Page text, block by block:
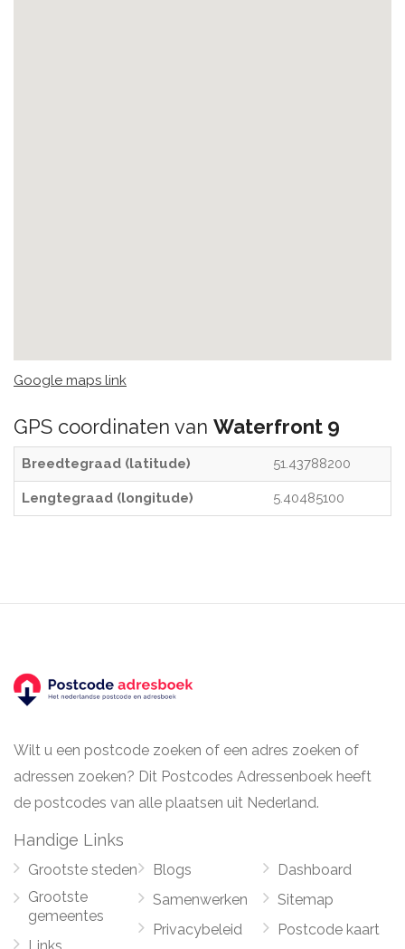
Google maps link
GPS coordinaten van Waterfront 9
Breedtegraad (latitude) 51.43788200
Lengtegraad (longitude) 5.40485100
Wilt u een postcode zoeken of een adres zoeken of
adressen zoeken? Dit Postcodes Adressenboek heeft
de postcodes van alle plaatsen uit Nederland.
Handige Links
Grootste steden
Grootste
gemeentes
Blogs
Samenwerken
Privacybeleid
Dashboard
Sitemap
Postcode kaart